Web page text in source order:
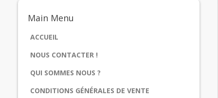
Main Menu
ACCUEIL
NOUS CONTACTER !
QUI SOMMES NOUS ?
CONDITIONS GÉNÉRALES DE VENTE